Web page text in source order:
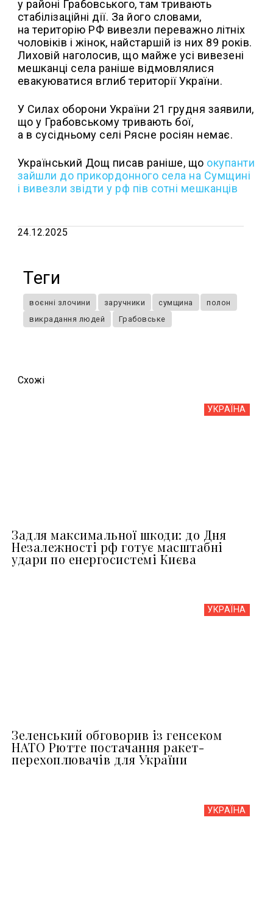
у районі Грабовського, там тривають
стабілізаційні дії. За його словами,
на територію РФ вивезли переважно літніх
чоловіків і жінок, найстаршій із них 89 років.
Лиховій наголосив, що майже усі вивезені
мешканці села раніше відмовлялися
евакуюватися вглиб території України.
У Силах оборони України 21 грудня заявили,
що у Грабовському тривають бої,
а в сусідньому селі Рясне росіян немає.
Український Дощ писав раніше, що окупанти
зайшли до прикордонного села на Сумщині
і вивезли звідти у рф пів сотні мешканців
24.12.2025
Теги
воєнні злочини заручники сумщина
полон
викрадання людей
Грабовське
Схожi
УКРАЇНА
Задля максимальної шкоди: до Дня
Незалежності рф готує масштабні
удари по енергосистемі Києва
УКРАЇНА
Зеленський обговорив із генсеком
НАТО Рютте постачання ракет-
перехоплювачів для України
УКРАЇНА